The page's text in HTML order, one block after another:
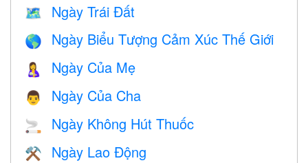
🗺️ Ngày Trái Đất
🌎 Ngày Biểu Tượng Cảm Xúc Thế Giới
🤱 Ngày Của Mẹ
👨 Ngày Của Cha
🚬 Ngày Không Hút Thuốc
⚒️ Ngày Lao Động